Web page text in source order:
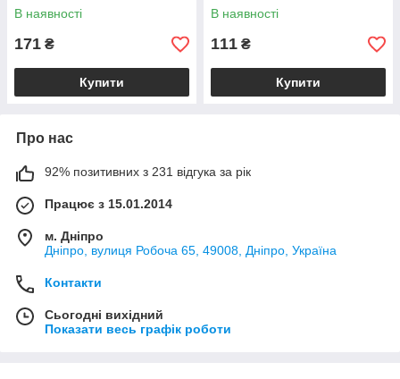
В наявності
171 ₴
Купити
В наявності
111 ₴
Купити
Про нас
92% позитивних з 231 відгука за рік
Працює з 15.01.2014
м. Дніпро
Дніпро, вулиця Робоча 65, 49008, Дніпро, Україна
Контакти
Сьогодні вихідний
Показати весь графік роботи